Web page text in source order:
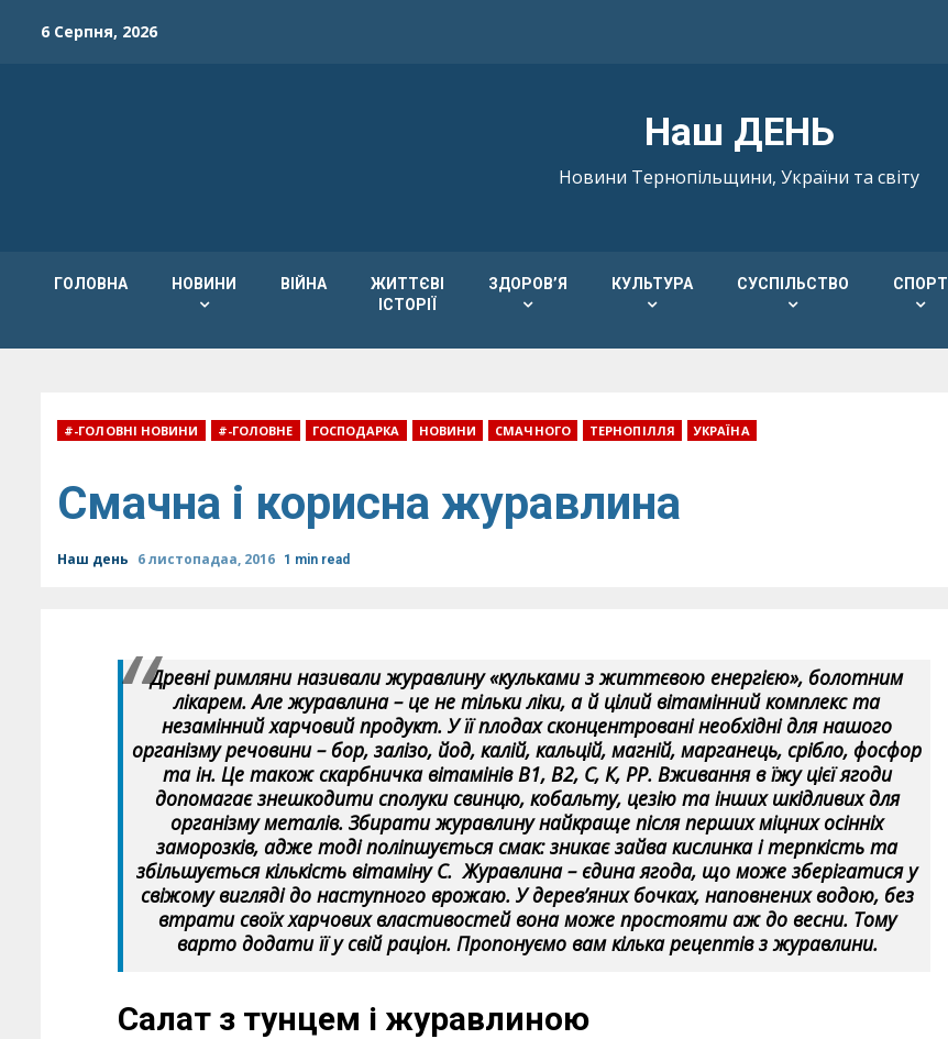
6 Серпня, 2026
Наш ДЕНЬ
Новини Тернопільщини, України та світу
ГОЛОВНА НОВИНИ ВІЙНА
ЖИТТЄВІ
ІСТОРІЇ
ЗДОРОВ’Я КУЛЬТУРА СУСПІЛЬСТВО СПОРТ
#-ГОЛОВНІ НОВИНИ #-ГОЛОВНЕ ГОСПОДАРКА НОВИНИ СМАЧНОГО ТЕРНОПІЛЛЯ УКРАЇНА
Смачна і корисна журавлина
Наш день 6 листопадаа, 2016 1 min read
Древні римляни називали журавлину «кульками з життєвою енергією», болотним
лікарем. Але журавлина – це не тільки ліки, а й цілий вітамінний комплекс та
незамінний харчовий продукт. У її плодах сконцентровані необхідні для нашого
організму речовини – бор, залізо, йод, калій, кальцій, магній, марганець, срібло, фосфор
та ін. Це також скарбничка вітамінів В1, В2, С, К, РР. Вживання в їжу цієї ягоди
допомагає знешкодити сполуки свинцю, кобальту, цезію та інших шкідливих для
організму металів. Збирати журавлину найкраще після перших міцних осінніх
заморозків, адже тоді поліпшується смак: зникає зайва кислинка і терпкість та
збільшується кількість вітаміну С. Журавлина – єдина ягода, що може зберігатися у
свіжому вигляді до наступного врожаю. У дерев’яних бочках, наповнених водою, без
втрати своїх харчових властивостей вона може простояти аж до весни. Тому
варто додати її у свій раціон. Пропонуємо вам кілька рецептів з журавлини.
Салат з тунцем і журавлиною